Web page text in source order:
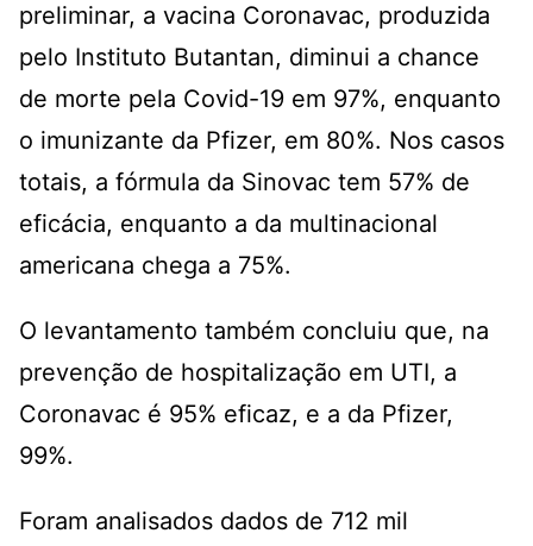
preliminar, a vacina Coronavac, produzida
pelo Instituto Butantan, diminui a chance
de morte pela Covid-19 em 97%, enquanto
o imunizante da Pfizer, em 80%. Nos casos
totais, a fórmula da Sinovac tem 57% de
eficácia, enquanto a da multinacional
americana chega a 75%.
O levantamento também concluiu que, na
prevenção de hospitalização em UTI, a
Coronavac é 95% eficaz, e a da Pfizer,
99%.
Foram analisados dados de 712 mil